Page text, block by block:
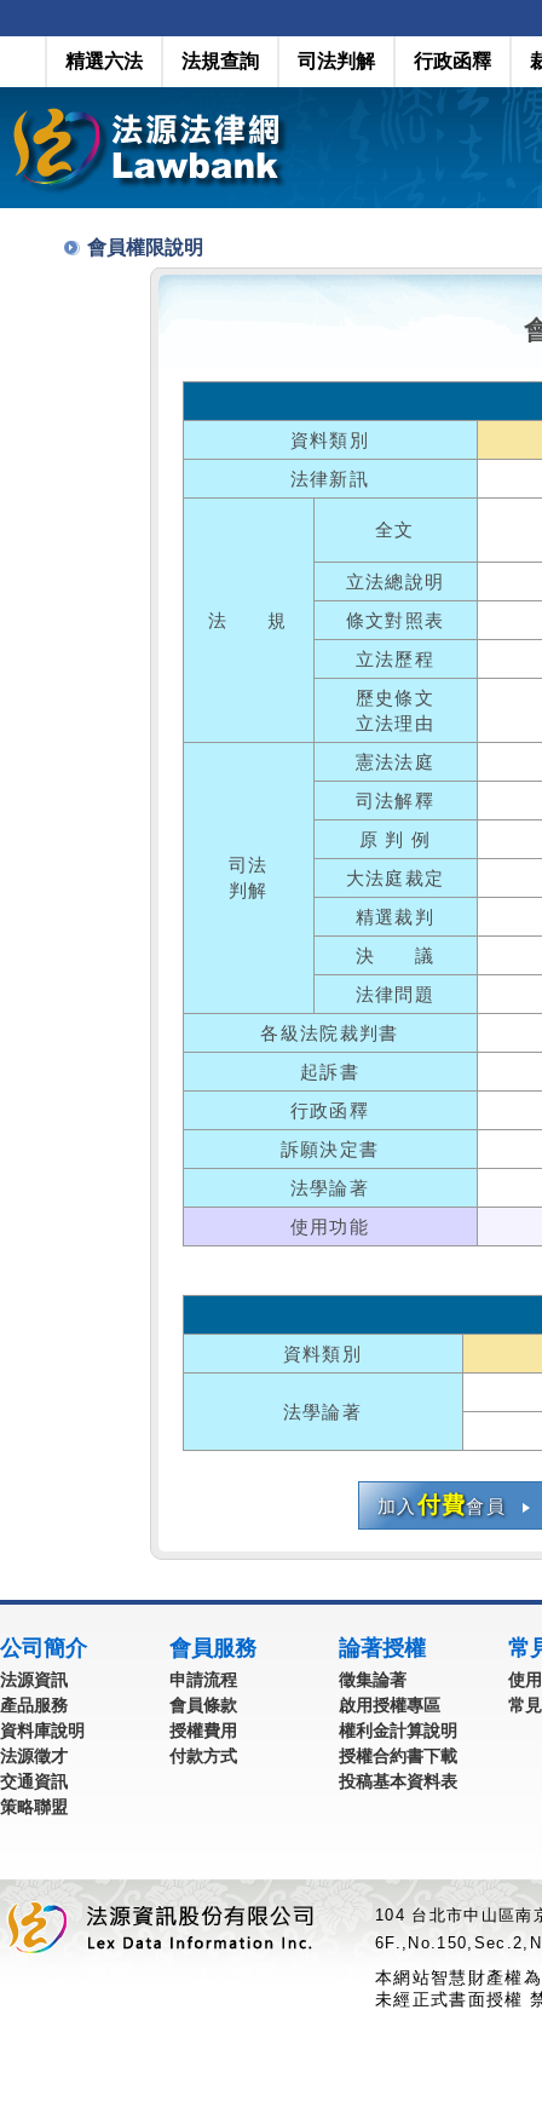
精選六法 法規查詢 司法判解 行政函釋
會員權限說明
資料類別
法律新訊
法 規
全文
立法總說明
條文對照表
立法歷程
歷史條文
立法理由
司法
判解
憲法法庭
司法解釋
原 判 例
大法庭裁定
精選裁判
決 議
法律問題
各級法院裁判書
起訴書
行政函釋
訴願決定書
法學論著
使用功能
資料類別
法學論著
加入付費會員
公司簡介
法源資訊
產品服務
資料庫說明
法源徵才
交通資訊
策略聯盟
會員服務
申請流程
會員條款
授權費用
付款方式
論著授權
徵集論著
啟用授權專區
權利金計算說明
授權合約書下載
投稿基本資料表
常
使
常
104 台北市中山區
本網站智慧財產權
未經正式書面授權